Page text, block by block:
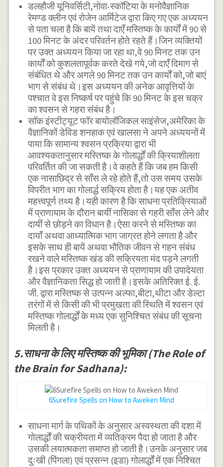
डलहौजी यूनिवर्सिटी,नोवा-स्कॉटिया के मनोवैज्ञानिक
रेमण्ड क्लीन एवं रोजेन आर्मिटेज द्वारा किए गए एक अध्ययन
से पता चला है कि बायें तथा दाएँ मस्तिष्क के कार्यों में 90 से
100 मिनट के अंदर परिवर्तन होते रहते हैं।जिन व्यक्तियों
पर उक्त अध्ययन किया जा रहा था,वे 90 मिनट तक उन
कार्यों को कुशलतापूर्वक करते देखे गये,जो दाएँ दिमाग से
संबंधित थे और अगले 90 मिनट तक उन कार्यों को,जो बाएं
भाग से संबंध थे।इस अध्ययन की अनेक आवृत्तियों के
पश्चात वे इस निष्कर्ष पर पहुंचे कि 90 मिनट के इस चक्र
का श्वसन से गहरा संबंध है।
साॅक इंस्टीट्यूट फॉर बायोलॉजिकल साइंसेज,अमेरिका के
वैज्ञानिकों डेविड शनहाक एवं खालसा ने अपने अध्ययनों में
पाया कि सामान्य श्वसन प्रक्रिया द्वारा भी
आवश्यकतानुसार मस्तिष्क के गोलार्द्धों की क्रियाशीलता
परिवर्तित की जा सकती है।वे कहते हैं कि जब हम किसी
एक नासाछिद्र से साँस ले रहे होते हैं,तो उस समय उसके
विपरीत भाग का गोलार्द्ध सक्रिय होता है।यह एक अतीव
महत्त्वपूर्ण तथ्य है।यही कारण है कि साधना प्रतिक्रियाओं
में प्राणायाम के दौरान बायीं नासिका से गहरी साँस लेने और
दायीं से छोड़ने का विधान है।ऐसा करने से मस्तिष्क का
दायाँ अथवा आध्यात्मिक भाग जाग्रत होने लगता है और
इसके साथ ही बायें अथवा भौतिक जीवन से गहन संबंध
रखने वाले मस्तिष्क खंड की सक्रियता मंद पड़ने लगती
है।इस प्रकार उक्त अध्ययन से प्राणायाम की उपादेयता
और वैज्ञानिकता सिद्ध हो जाती है।इसके अतिरिक्त ई. ई.
जी. द्वारा मस्तिष्क से उत्पन्न अल्फा,बीटा,थीटा और डेल्टा
तरंगों में से किसी की भी प्रमुखता की स्थिति में श्वसन एवं
मस्तिष्क गोलार्द्धों के मध्य एक सुनिश्चित संबंध की सूचना
मिलती है।
5.साधना के लिए मस्तिष्क की भूमिका (The Role of
the Brain for Sadhana):
6Surefire Spells on How to Aweken Mind
साधना मार्ग के पथिकों के अनुसार अस्वस्थता की दशा में
गोलार्द्धों की चक्रीयता में व्यतिक्रम पैदा हो जाता है और
उसकी लयात्मकता समाप्त हो जाती है।उनके अनुसार जब
दुःखी (पिंगला) एवं प्रसन्न (इडा) गोलार्द्धों में एक निश्चित